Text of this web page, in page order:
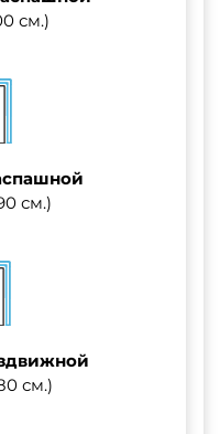
см.)
см.)
см.)